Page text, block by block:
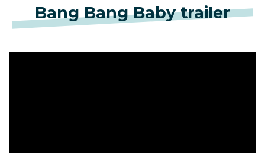
Bang Bang Baby trailer